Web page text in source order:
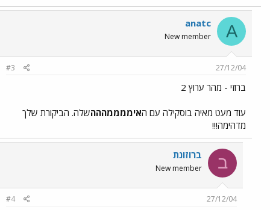
A
anatc
New member
27/12/04
#3
ברוזי - מהר ערוץ 2
עוד מעט מאיה בוסקילה עם האיממממהההשלה. הביקורת שלך
מדהימה!!!
ב ברוזונת
New member
27/12/04
#4